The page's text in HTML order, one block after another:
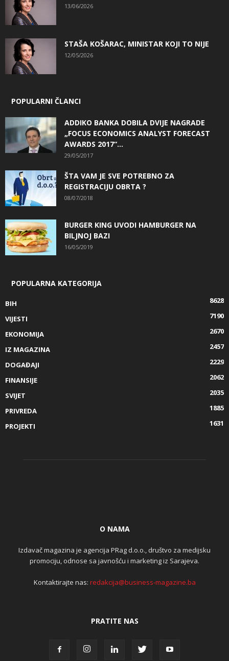
13/06/2026
STAŠA KOŠARAC, MINISTAR KOJI TO NIJE
12/05/2026
POPULARNI ČLANCI
ADDIKO BANKA DOBILA DVIJE NAGRADE
„FOCUS ECONOMICS ANALYST FORECAST
AWARDS 2017“...
29/05/2017
ŠTA VAM JE SVE POTREBNO ZA
REGISTRACIJU OBRTA ?
08/07/2018
BURGER KING UVODI HAMBURGER NA
BILJNOJ BAZI
16/05/2019
POPULARNA KATEGORIJA
BIH
8628
VIJESTI
7190
EKONOMIJA
2670
IZ MAGAZINA
2457
DOGAĐAJI
2229
FINANSIJE
2062
SVIJET
2035
PRIVREDA
1885
PROJEKTI
1631
O NAMA
Izdavač magazina je agencija PRag d.o.o., društvo za medijsku
promociju, odnose sa javnošću i marketing iz Sarajeva.
Kontaktirajte nas: redakcija@business-magazine.ba
PRATITE NAS